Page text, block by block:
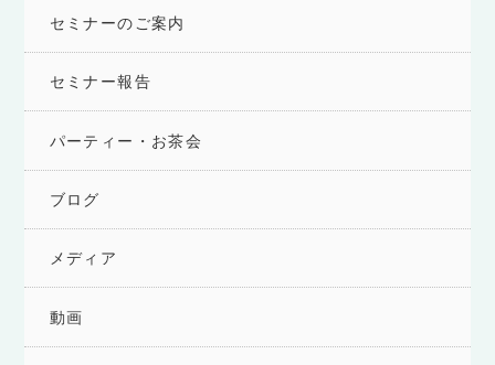
セミナーのご案内
セミナー報告
パーティー・お茶会
ブログ
メディア
動画